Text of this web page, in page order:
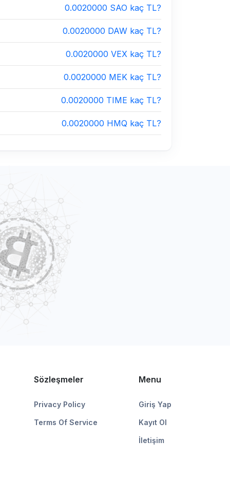
0.0020000 SAO kaç TL?
0.0020000 DAW kaç TL?
0.0020000 VEX kaç TL?
0.0020000 MEK kaç TL?
0.0020000 TIME kaç TL?
0.0020000 HMQ kaç TL?
Sözleşmeler
Privacy Policy
Terms Of Service
Menu
Giriş Yap
Kayıt Ol
İletişim